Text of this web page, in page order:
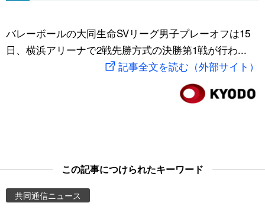
社会
スポーツ・東京2020
旅と暮らし
Images
暮らし
バレーボールの大同生命SVリーグ男子プレーオフは15
日、横浜アリーナで2戦先勝方式の決勝第1戦が行わ...
記事全文を読む（外部サイト）
この記事につけられたキーワード
共同通信ニュース